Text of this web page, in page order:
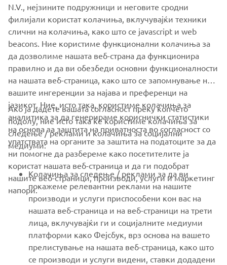
1
WHITE SHARK OFFICIAL WEBSITE
CORPORATE
FOR BUSINESS
MORE YAMAHA
SUPPORT
NEWSLETTER
N.V., нејзините подружници и неговите сродни
филијали користат колачиња, вклучувајќи техники
слични на колачиња, како што се javascript и web
beacons. Ние користиме функционални колачиња за
да дозволиме нашата веб-страна да функционира
правилно и да ви обезбеди основни функционалности
на нашата веб-страница, како што се запомнување на
вашите ингеренции за најава и преференци на
јазикот. Ние, исто така, користиме колачиња за
аналитика за да генерираме кориснички статистики
на основа за заштита на приватноста во согласност со
упатствата на органите за заштита на податоците за да
ни помогне да разбереме како посетителите ја
користат нашата веб-страница и да ги подобрат
нашите веб-страници, производи, услуги и маркетинг
напори.
Ако ја дадете вашата согласност преку копчето
подолу, ние исто така ќе користиме колачиња за
следење / реклами и колачиња за социјални
медиуми:
Колачиња за следење / реклами за да ви
покажеме релевантни реклами на нашите
производи и услуги приспособени кон вас на
нашата веб-страница и на веб-страници на трети
лица, вклучувајќи ги и социјалните медиуми
платформи како Фејсбук, врз основа на вашето
прелистување на нашата веб-страница, како што
се производи и услуги видени, ставки додадени